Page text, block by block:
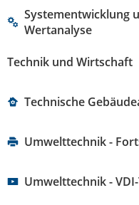
Systementwicklung
Wertanalyse
Technik und Wirtschaft
Technische
Umwelttechnik -
Umwelttechnik -